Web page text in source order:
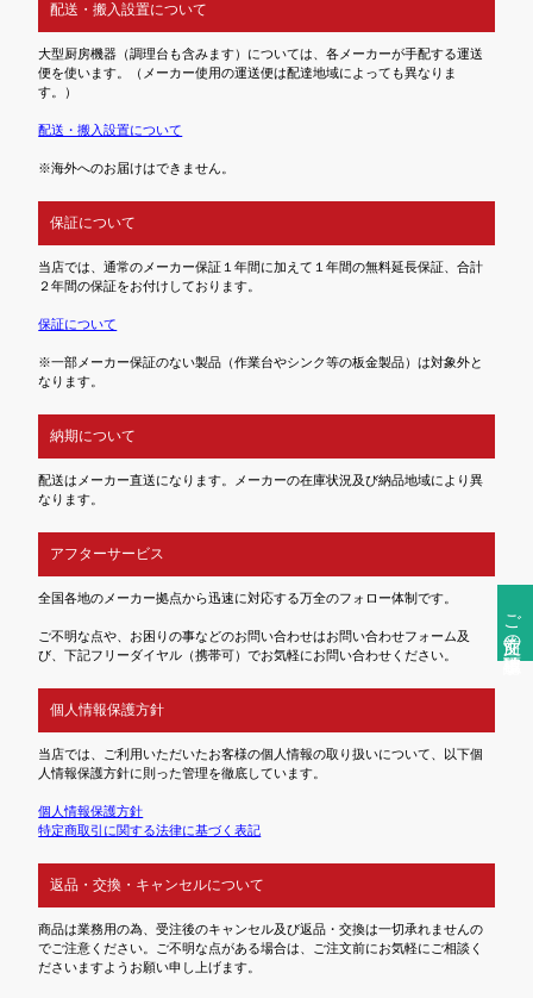
ご注文前の確認事項
配送・搬入設置について
大型厨房機器（調理台も含みます）については、各メーカーが手配する運送
便を使います。（メーカー使用の運送便は配達地域によっても異なりま
す。）
配送・搬入設置について
※海外へのお届けはできません。
保証について
当店では、通常のメーカー保証１年間に加えて１年間の無料延長保証、合計
２年間の保証をお付けしております。
保証について
※一部メーカー保証のない製品（作業台やシンク等の板金製品）は対象外と
なります。
納期について
配送はメーカー直送になります。メーカーの在庫状況及び納品地域により異
なります。
アフターサービス
全国各地のメーカー拠点から迅速に対応する万全のフォロー体制です。
ご不明な点や、お困りの事などのお問い合わせはお問い合わせフォーム及
び、下記フリーダイヤル（携帯可）でお気軽にお問い合わせください。
個人情報保護方針
当店では、ご利用いただいたお客様の個人情報の取り扱いについて、以下個
人情報保護方針に則った管理を徹底しています。
個人情報保護方針
特定商取引に関する法律に基づく表記
返品・交換・キャンセルについて
商品は業務用の為、受注後のキャンセル及び返品・交換は一切承れませんの
でご注意ください。ご不明な点がある場合は、ご注文前にお気軽にご相談く
ださいますようお願い申し上げます。